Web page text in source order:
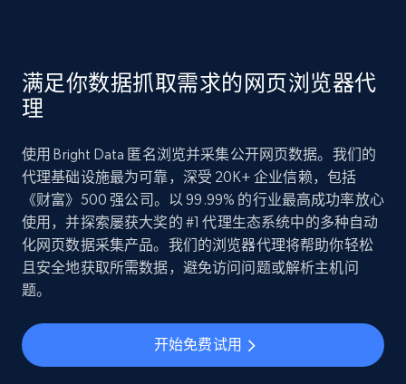
满足你数据抓取需求的网页浏览器代
理
使用 Bright Data 匿名浏览并采集公开网页数据。我们的
代理基础设施最为可靠，深受 20K+ 企业信赖，包括
《财富》500 强公司。以 99.99% 的行业最高成功率放心
使用，并探索屡获大奖的 #1 代理生态系统中的多种自动
化网页数据采集产品。我们的浏览器代理将帮助你轻松
且安全地获取所需数据，避免访问问题或解析主机问
题。
开始免费试用